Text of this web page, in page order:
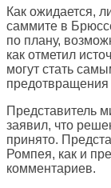
Как ожидается,
саммите в
по плану,
как отметил
могут стать
предотвращения
Представитель
заявил, что
принято.
Ромпея, как и
комментариев.